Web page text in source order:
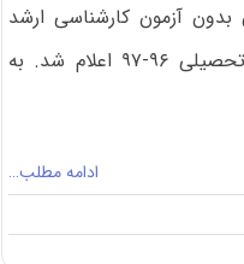
آزمون کارشناسی ارشد
دانشگاه فردوسی مشهد برای سال تحصیلی ۹۶-۹۷ اعلام شد. به
ادامه مطلب…